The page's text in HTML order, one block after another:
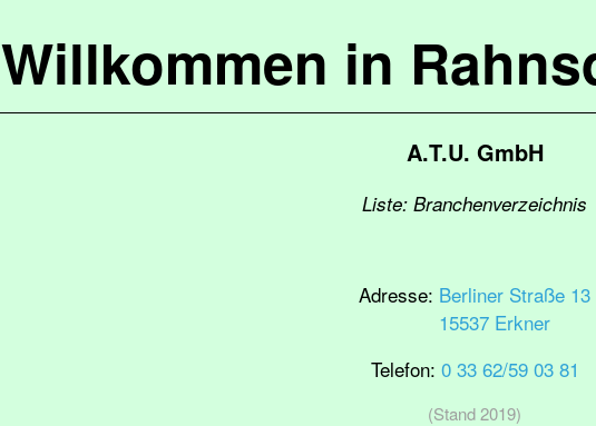
Willkommen in
A.T.U. GmbH
Liste: Branchenverzeichnis
Adresse: Berliner Straße 13
15537 Erkner
Telefon: 0 33 62/59 03 81
(Stand 2019)